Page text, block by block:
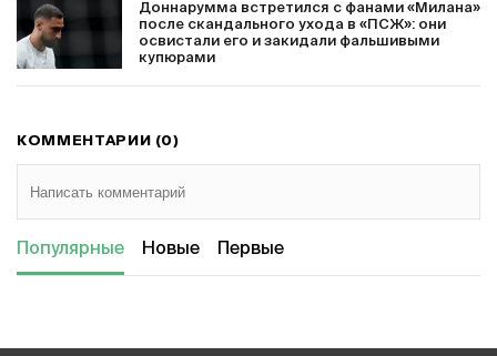
Доннарумма встретился с фанами «Милана»
после скандального ухода в «ПСЖ»: они
освистали его и закидали фальшивыми
купюрами
КОММЕНТАРИИ (0)
Популярные Новые Первые